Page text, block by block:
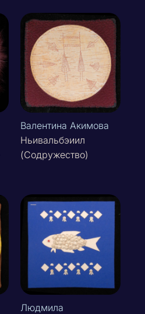
Валентина Акимова
Ньивальбэиил
(Содружество)
Людмила